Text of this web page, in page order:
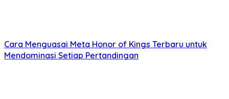
Cara Menguasai Meta Honor of Kings Terbaru untuk
Mendominasi Setiap Pertandingan